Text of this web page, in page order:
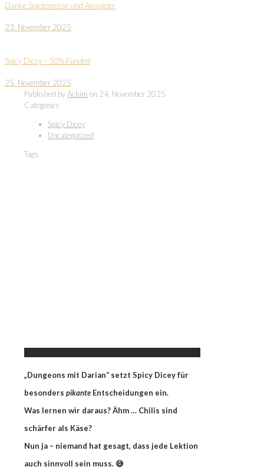
Danke Spielemesse und Anspieler
23. November 2025
Spicy Dicey – 50% Funded
25. November 2025
Published byAchim on 24. November 2025
Categories
Spicy Dicey
Uncategorized
Tags
„Dungeons mit Darian“ setzt Spicy Dicey für
besonders pikante Entscheidungen ein.
Was lernen wir daraus? Ähm … Chilis sind
schärfer als Käse?
Nun ja – niemand hat gesagt, dass jede Lektion
auch sinnvoll sein muss. 😅